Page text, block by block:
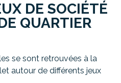
DE SOCIÉTÉ
QUARTIER
se sont retrouvées à la
autour de différents jeux